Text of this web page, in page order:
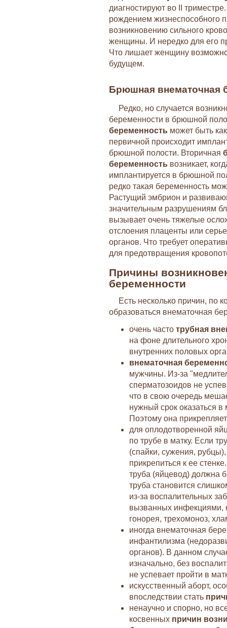
диагностируют во II
рождением жизнеспособного
возникновению сильного
женщины. И нередко для его
Что лишает женщину
будущем.
Брюшная внематочная
Редко, но случается
беременности в брюшной
беременность может быть
первичной происходит
брюшной полости. Вторичная
беременность возникает,
имплантируется в брюшной
редко такая беременность
Растущий эмбрион и
значительным разрушениям
вызывает очень тяжелые
отслоения плаценты или
органов. Что требует
для предотвращения
Причины
беременности
Есть несколько причин, по
образоваться внематочная
очень часто трубная
на фоне длительного
внутренних половых
внематочная
мужчины. Из-за
сперматозоидов не
что в свою очередь
нужный срок оказаться
Поэтому она
для оплодотворенной
по трубе в матку. Если
(спайки, сужения,
прикрепиться к ее
труба (яйцевод) должна
труба становится
из-за воспалительных
вызванных инфекциями,
гонорея, трехомоноз,
иногда внематочная
инфантилизма
органов). В данном
изначально, без
не успевает пройти в
искусственный аборт,
впоследствии стать
ненаучно и спорно, но
косвенных причин